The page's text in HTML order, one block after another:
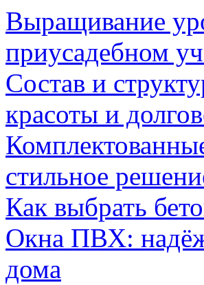
Выращивание
приусадебном
Состав и
красоты и
стильное
Как выбрать
Окна ПВХ:
дома